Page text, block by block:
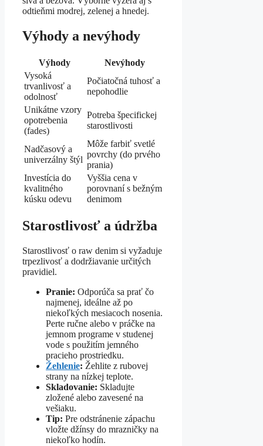
odtieňmi modrej, zelenej a hnedej.
Výhody a nevýhody
Výhody
Nevýhody
Vysoká
trvanlivosť a
odolnosť
Počiatočná tuhosť a
nepohodlie
Unikátne vzory
opotrebenia
(fades)
Potreba špecifickej
starostlivosti
Nadčasový a
univerzálny štýl
Môže farbiť svetlé
povrchy (do prvého
prania)
Investícia do
kvalitného
kúsku odevu
Vyššia cena v
porovnaní s bežným
denimom
Starostlivosť a údržba
Starostlivosť o raw denim si vyžaduje
trpezlivosť a dodržiavanie určitých
pravidiel.
Pranie: Odporúča sa prať čo
najmenej, ideálne až po
niekoľkých mesiacoch nosenia.
Perte ručne alebo v práčke na
jemnom programe v studenej
vode s použitím jemného
pracieho prostriedku.
Žehlenie: Žehlite z rubovej
strany na nízkej teplote.
Skladovanie: Skladujte
zložené alebo zavesené na
vešiaku.
Tip: Pre odstránenie zápachu
vložte džínsy do mrazničky na
niekoľko hodín.